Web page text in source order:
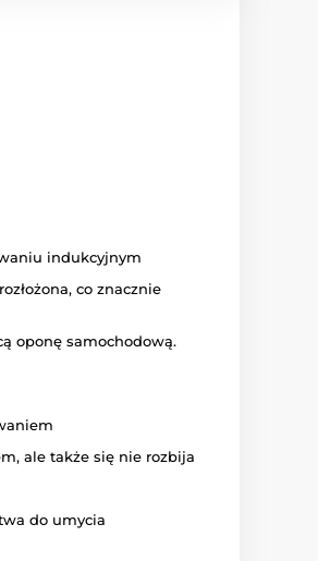
indukcyjnym
co znacznie
oponę samochodową.
ale także się nie rozbija
do umycia